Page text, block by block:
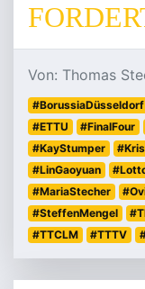
Von: Thomas
#BorussiaDüsseldorf
#ETTU
#FinalFour
#KayStumper
#LinGaoyuan
#MariaStecher
#SteffenMengel
#TTCLM
#TTTV